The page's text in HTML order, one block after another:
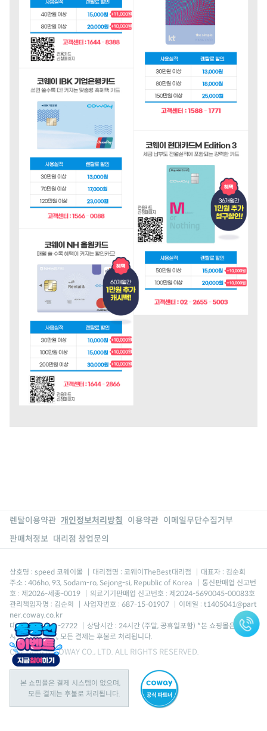
렌탈이용약관 개인정보처리방침 이용약관 이메일무단수집거부
판매처정보 대리점 창업문의
상호명 : speed 코웨이몰 대리점명 : 코웨이TheBest대리점
대표자 : 김순희
주소 : 406ho, 93, Sodam-ro, Sejong-si, Republic of Korea
통신판매업 신고번
호 : 제2026-세종-0019
의료기기판매업 신고번호 : 제2024-5690045-00083호
관리책임자명 : 김순희
사업자번호 : 687-15-01907
이메일 : t1405041@part
ner.coway.co.kr
대표번호 : 1688-2722
상담시간 : 24시간 (주말, 공휴일포함) *본 쇼핑몰은 결제
시스템이 없으며, 모든 결제는 후불로 처리됩니다.
COPYRIGHT COWAY CO., LTD. ALL RIGHTS RESERVED.
본 쇼핑몰은 결제 시스템이 없으며,
모든 결제는 후불로 처리됩니다.